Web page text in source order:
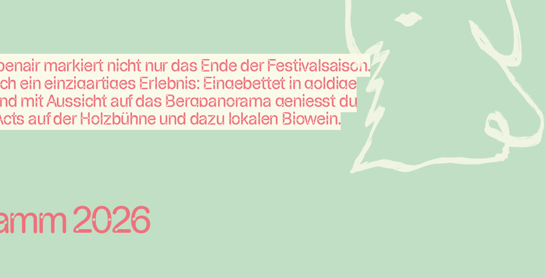
markiert nicht nur das Ende der Festivalsaison.
ein einzigartiges Erlebnis: Eingebettet in goldige
mit Aussicht auf das Bergpanorama geniesst du
auf der Holzbühne und dazu lokalen Biowein.
2026